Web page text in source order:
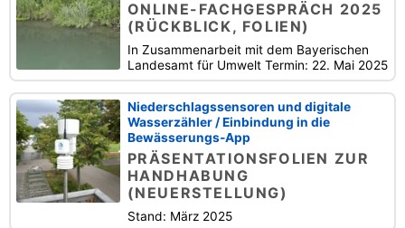
ONLINE-FACHGESPRÄCH 2025
(RÜCKBLICK, FOLIEN)
In Zusammenarbeit mit dem Bayerischen
Landesamt für Umwelt Termin: 22. Mai 2025
Niederschlagssensoren und digitale
Wasserzähler / Einbindung in die
Bewässerungs-App
PRÄSENTATIONSFOLIEN ZUR
HANDHABUNG
(NEUERSTELLUNG)
Stand: März 2025